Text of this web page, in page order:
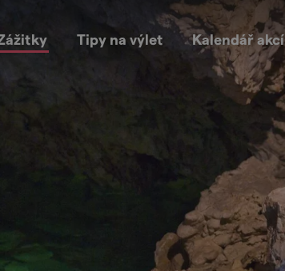
Tipy na výlet Kalendář akcí